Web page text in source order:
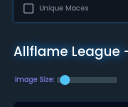
Unique Maces
Allflame League
Image Size: